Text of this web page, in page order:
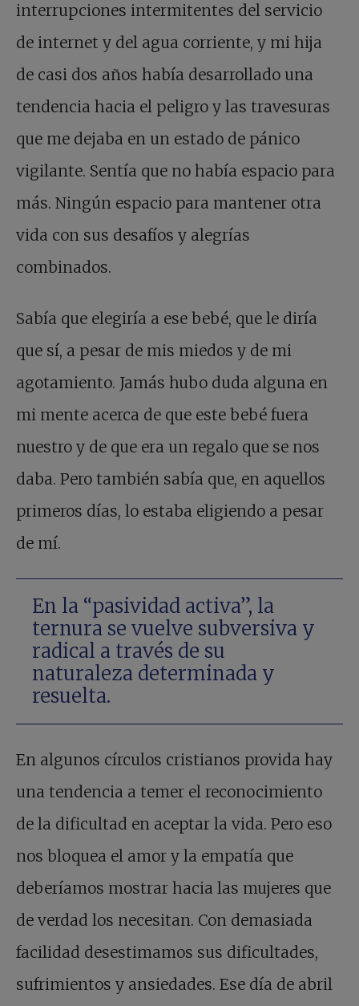
interrupciones intermitentes del servicio
de internet y del agua corriente, y mi hija
de casi dos años había desarrollado una
tendencia hacia el peligro y las travesuras
que me dejaba en un estado de pánico
vigilante. Sentía que no había espacio para
más. Ningún espacio para mantener otra
vida con sus desafíos y alegrías
combinados.
Sabía que elegiría a ese bebé, que le diría
que sí, a pesar de mis miedos y de mi
agotamiento. Jamás hubo duda alguna en
mi mente acerca de que este bebé fuera
nuestro y de que era un regalo que se nos
daba. Pero también sabía que, en aquellos
primeros días, lo estaba eligiendo a pesar
de mí.
En la “pasividad activa”, la
ternura se vuelve subversiva y
radical a través de su
naturaleza determinada y
resuelta.
En algunos círculos cristianos provida hay
una tendencia a temer el reconocimiento
de la dificultad en aceptar la vida. Pero eso
nos bloquea el amor y la empatía que
deberíamos mostrar hacia las mujeres que
de verdad los necesitan. Con demasiada
facilidad desestimamos sus dificultades,
sufrimientos y ansiedades. Ese día de abril